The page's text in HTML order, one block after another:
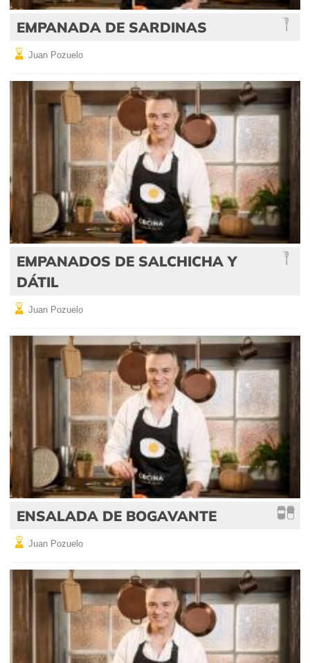
EMPANADA DE SARDINAS
Juan Pozuelo
EMPANADOS DE SALCHICHA Y
DÁTIL
Juan Pozuelo
ENSALADA DE BOGAVANTE
Juan Pozuelo